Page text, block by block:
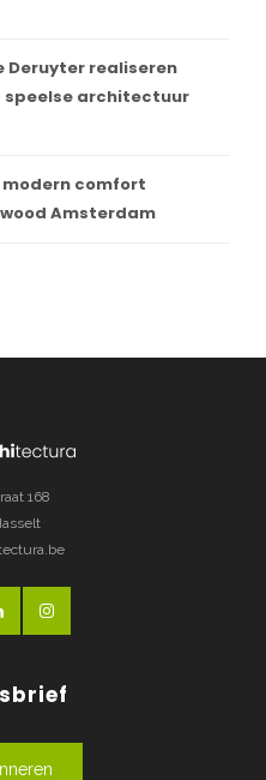
Deruyter realiseren
speelse architectuur
comfort
Amsterdam
168